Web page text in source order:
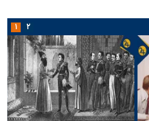
۱ ۲